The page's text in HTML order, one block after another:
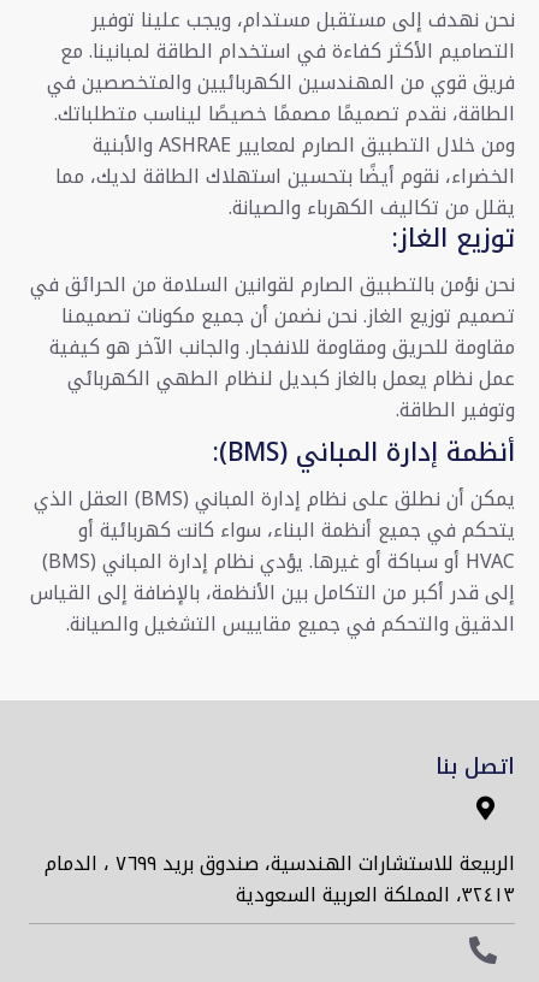
نحن نهدف إلى مستقبل مستدام، ويجب علينا توفير
التصاميم الأكثر كفاءة في استخدام الطاقة لمبانينا. مع
فريق قوي من المهندسين الكهربائيين والمتخصصين في
الطاقة، نقدم تصميمًا مصممًا خصيصًا ليناسب متطلباتك.
ومن خلال التطبيق الصارم لمعايير ASHRAE والأبنية
الخضراء، نقوم أيضًا بتحسين استهلاك الطاقة لديك، مما
يقلل من تكاليف الكهرباء والصيانة.
توزيع الغاز:
نحن نؤمن بالتطبيق الصارم لقوانين السلامة من الحرائق في
تصميم توزيع الغاز. نحن نضمن أن جميع مكونات تصميمنا
مقاومة للحريق ومقاومة للانفجار. والجانب الآخر هو كيفية
عمل نظام يعمل بالغاز كبديل لنظام الطهي الكهربائي
وتوفير الطاقة.
أنظمة إدارة المباني (BMS):
يمكن أن نطلق على نظام إدارة المباني (BMS) العقل الذي
يتحكم في جميع أنظمة البناء، سواء كانت كهربائية أو
HVAC أو سباكة أو غيرها. يؤدي نظام إدارة المباني (BMS)
إلى قدر أكبر من التكامل بين الأنظمة، بالإضافة إلى القياس
الدقيق والتحكم في جميع مقاييس التشغيل والصيانة.
اتصل بنا
الربيعة للاستشارات الهندسية، صندوق بريد ٧٦٩٩ ، الدمام
٣٢٤١٣، المملكة العربية السعودية